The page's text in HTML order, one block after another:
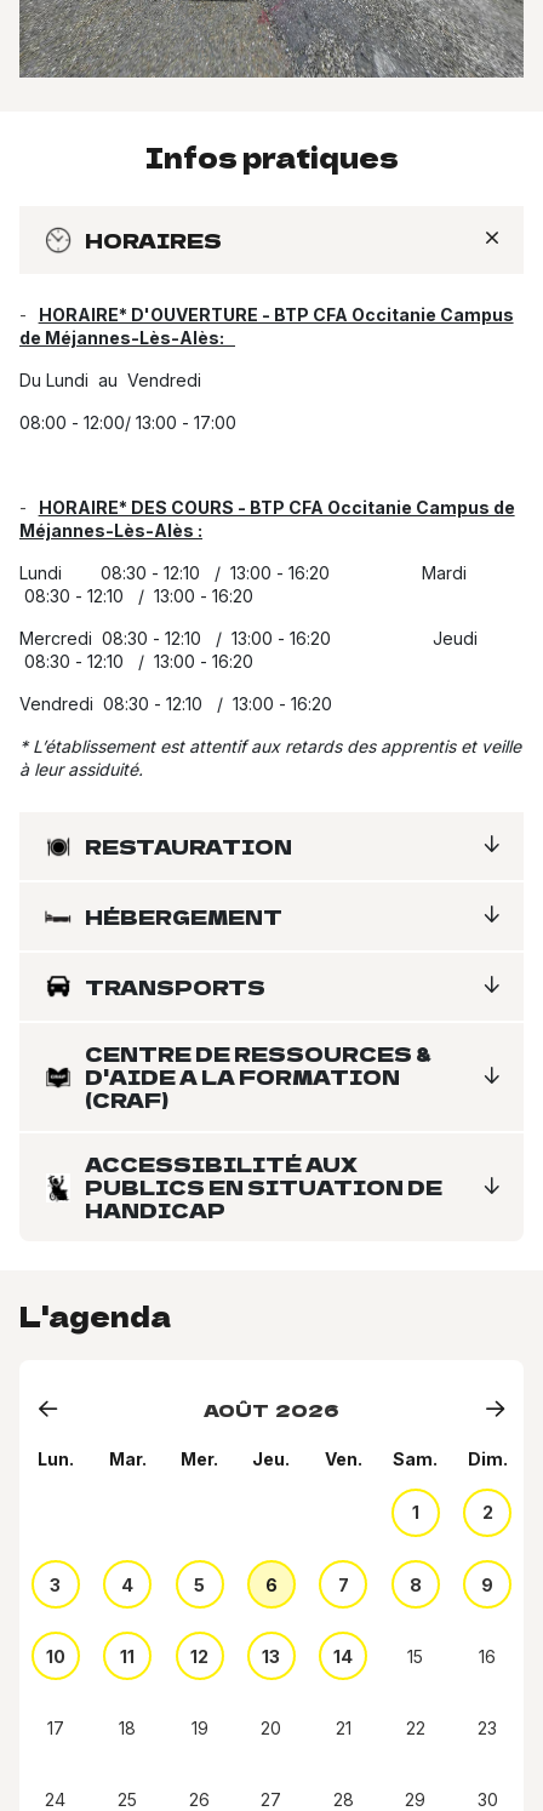
Infos pratiques
HORAIRES
HORAIRE* D'OUVERTURE - BTP CFA Occitanie Campus
de Méjannes-Lès-Alès:
Du Lundi au Vendredi
08:00 - 12:00/ 13:00 - 17:00
HORAIRE* DES COURS - BTP CFA Occitanie Campus de
Méjannes-Lès-Alès :
Lundi 08:30 - 12:10 / 13:00 - 16:20 Mardi
08:30 - 12:10 / 13:00 - 16:20
Mercredi 08:30 - 12:10 / 13:00 - 16:20 Jeudi
08:30 - 12:10 / 13:00 - 16:20
Vendredi 08:30 - 12:10 / 13:00 - 16:20
* L’établissement est attentif aux retards des apprentis et veille
à leur assiduité.
RESTAURATION
HÉBERGEMENT
TRANSPORTS
CENTRE DE RESSOURCES &
D'AIDE A LA FORMATION
(CRAF)
ACCESSIBILITÉ AUX
PUBLICS EN SITUATION DE
HANDICAP
L'agenda
AOÛT 2026
Lun. Mar. Mer. Jeu. Ven. Sam. Dim.
1 2
3 4 5 6 7 8 9
10 11 12 13 14 15 16
17 18 19 20 21 22 23
24 25 26 27 28 29 30